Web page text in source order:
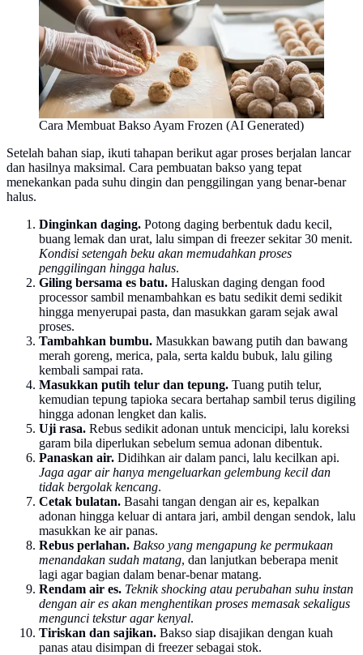
Cara Membuat Bakso Ayam Frozen (AI Generated)
Setelah bahan siap, ikuti tahapan berikut agar proses berjalan lancar
dan hasilnya maksimal. Cara pembuatan bakso yang tepat
menekankan pada suhu dingin dan penggilingan yang benar-benar
halus.
Dinginkan daging. Potong daging berbentuk dadu kecil,
buang lemak dan urat, lalu simpan di freezer sekitar 30 menit.
Kondisi setengah beku akan memudahkan proses
penggilingan hingga halus.
Giling bersama es batu. Haluskan daging dengan food
processor sambil menambahkan es batu sedikit demi sedikit
hingga menyerupai pasta, dan masukkan garam sejak awal
proses.
Tambahkan bumbu. Masukkan bawang putih dan bawang
merah goreng, merica, pala, serta kaldu bubuk, lalu giling
kembali sampai rata.
Masukkan putih telur dan tepung. Tuang putih telur,
kemudian tepung tapioka secara bertahap sambil terus digiling
hingga adonan lengket dan kalis.
Uji rasa. Rebus sedikit adonan untuk mencicipi, lalu koreksi
garam bila diperlukan sebelum semua adonan dibentuk.
Panaskan air. Didihkan air dalam panci, lalu kecilkan api.
Jaga agar air hanya mengeluarkan gelembung kecil dan
tidak bergolak kencang.
Cetak bulatan. Basahi tangan dengan air es, kepalkan
adonan hingga keluar di antara jari, ambil dengan sendok, lalu
masukkan ke air panas.
Rebus perlahan. Bakso yang mengapung ke permukaan
menandakan sudah matang, dan lanjutkan beberapa menit
lagi agar bagian dalam benar-benar matang.
Rendam air es. Teknik shocking atau perubahan suhu instan
dengan air es akan menghentikan proses memasak sekaligus
mengunci tekstur agar kenyal.
Tiriskan dan sajikan. Bakso siap disajikan dengan kuah
panas atau disimpan di freezer sebagai stok.